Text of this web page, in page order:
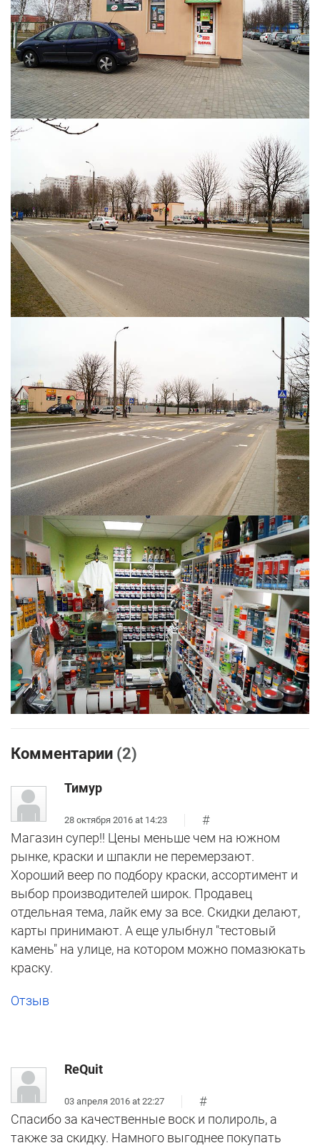
Комментарии (2)
Тимур
28 октября 2016 at 14:23
#
Магазин супер!! Цены меньше чем на южном
рынке, краски и шпакли не перемерзают.
Хороший веер по подбору краски, ассортимент и
выбор производителей широк. Продавец
отдельная тема, лайк ему за все. Скидки делают,
карты принимают. А еще улыбнул "тестовый
камень" на улице, на котором можно помазюкать
краску.
Отзыв
ReQuit
03 апреля 2016 at 22:27
#
Спасибо за качественные воск и полироль, а
также за скидку. Намного выгоднее покупать